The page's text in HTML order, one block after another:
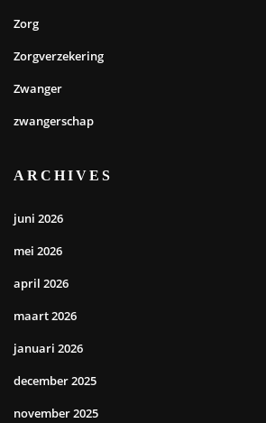
Zorg
Zorgverzekering
Zwanger
zwangerschap
ARCHIVES
juni 2026
mei 2026
april 2026
maart 2026
januari 2026
december 2025
november 2025